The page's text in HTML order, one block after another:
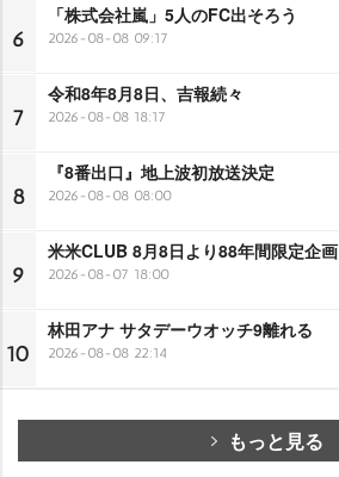
6
「株式会社嵐」5人のFC出そろう
2026-08-08 09:17
7
令和8年8月8日、吉報続々
2026-08-08 18:17
8
『8番出口』地上波初放送決定
2026-08-08 08:00
9
米米CLUB 8月8日より88年間限定企画
2026-08-07 18:00
10
林田アナ サタデーウオッチ9離れる
2026-08-08 22:14
もっと見る